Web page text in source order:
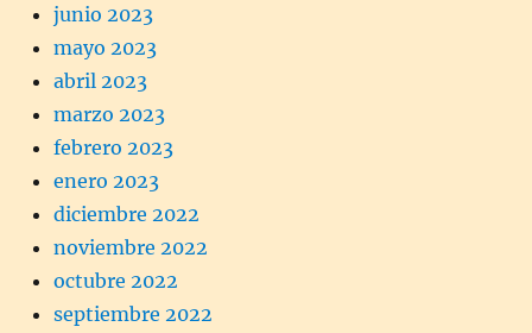
junio 2023
mayo 2023
abril 2023
marzo 2023
febrero 2023
enero 2023
diciembre 2022
noviembre 2022
octubre 2022
septiembre 2022